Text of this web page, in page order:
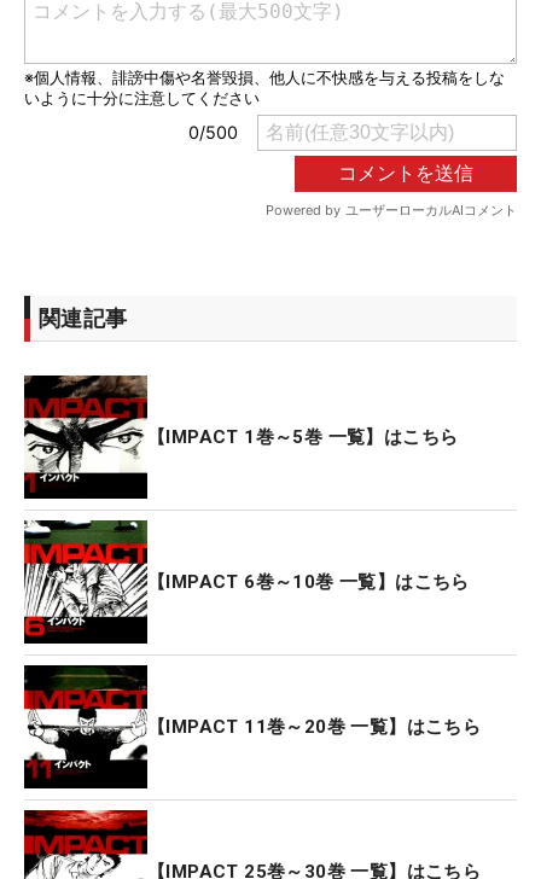
関連記事
【IMPACT 1巻～5巻 一覧】はこちら
【IMPACT 6巻～10巻 一覧】はこちら
【IMPACT 11巻～20巻 一覧】はこちら
【IMPACT 25巻～30巻 一覧】はこちら